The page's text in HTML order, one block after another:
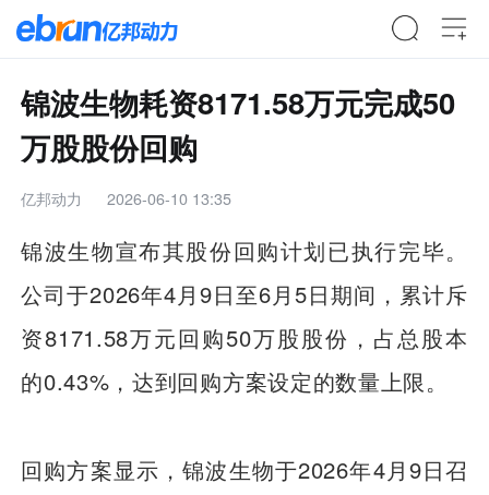
锦波生物耗资8171.58万元完成50
万股股份回购
亿邦动力 2026-06-10 13:35
锦波生物宣布其股份回购计划已执行完毕。
公司于2026年4月9日至6月5日期间，累计斥
资8171.58万元回购50万股股份，占总股本
的0.43%，达到回购方案设定的数量上限。
回购方案显示，锦波生物于2026年4月9日召